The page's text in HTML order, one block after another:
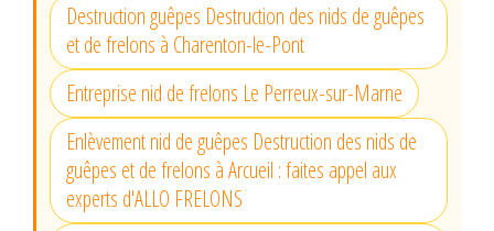
Destruction guêpes Destruction des nids de guêpes
et de frelons à Charenton-le-Pont
Entreprise nid de frelons Le Perreux-sur-Marne
Enlèvement nid de guêpes Destruction des nids de
guêpes et de frelons à Arcueil : faites appel aux
experts d'ALLO FRELONS